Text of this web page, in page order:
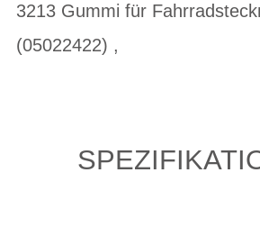
3213 Gummi für
(05022422) ,